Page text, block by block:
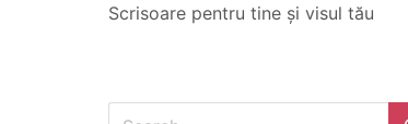
Scrisoare pentru tine și visul tău